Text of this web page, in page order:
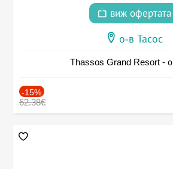
виж офертата
о-в Тасос
Thassos Grand Resort -
-15%
62.38€